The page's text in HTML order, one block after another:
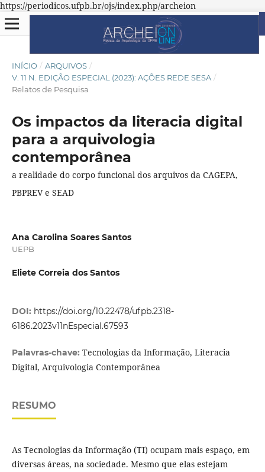
https://periodicos.ufpb.br/ojs/index.php/archeion
INÍCIO / ARQUIVOS /
V. 11 N. EDIÇÃO ESPECIAL (2023): AÇÕES REDE SESA /
Relatos de Pesquisa
Os impactos da literacia digital
para a arquivologia
contemporânea
a realidade do corpo funcional dos arquivos da CAGEPA,
PBPREV e SEAD
Ana Carolina Soares Santos
UEPB
Eliete Correia dos Santos
DOI: https://doi.org/10.22478/ufpb.2318-
6186.2023v11nEspecial.67593
Palavras-chave: Tecnologias da Informação, Literacia
Digital, Arquivologia Contemporânea
RESUMO
As Tecnologias da Informação (TI) ocupam mais espaço, em
diversas áreas, na sociedade. Mesmo que elas estejam